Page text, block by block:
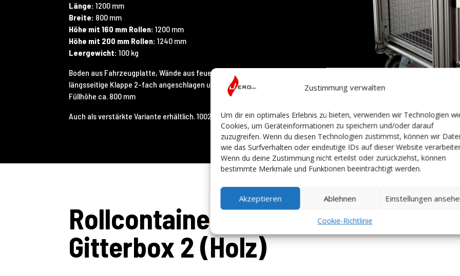
Zustimmung verwalten
Um dir ein optimales Erlebnis zu bieten, verwenden wir Technologien
Cookies, um Geräteinformationen zu speichern und/oder darauf
zuzugreifen. Wenn du diesen Technologien zustimmst, können wir
wie das Surfverhalten oder eindeutige IDs auf dieser Website
Wenn du deine Zustimmung nicht erteilst oder zurückziehst, können
bestimmte Merkmale und Funktionen beeinträchtigt werden.
Akzeptieren Ablehnen Einstellungen
Cookie-Richtlinie
Länge: 1200 mm
Breite: 800 mm
Höhe mit 160 mm Rollen: 1200 mm
Höhe mit 200 mm Rollen: 1240 mm
Leergewicht: 100 kg
Boden aus Fahrzeugplatte, Wände aus feuerverzinktem Stahlgitter, eine
längsseitige Klappe 2-fach angeschlagen und ausklappbar.
Füllhöhe ca. 800 mm
Auch als verstärkte Variante erhältlich. 1002750
Rollcontainer
Gitterbox 2 (Holz)